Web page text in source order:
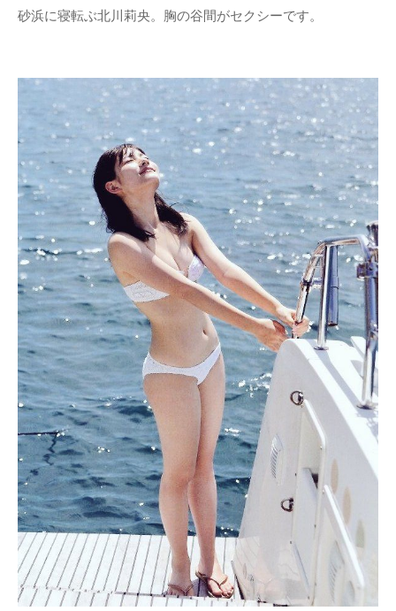
出典： https://i.pinimg.com
北川莉央の水着姿②
砂浜に寝転ぶ北川莉央。胸の谷間がセクシーです。